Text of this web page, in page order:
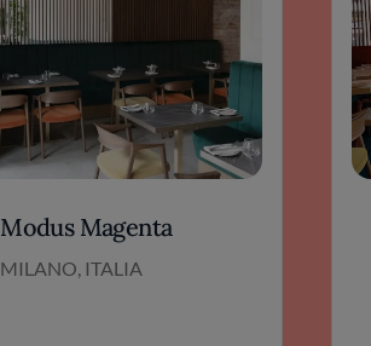
Modus Magenta
MILANO, ITALIA